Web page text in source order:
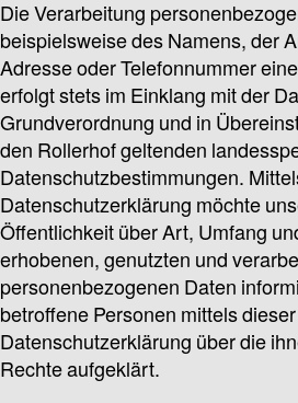
Die Verarbeitung
beispielsweise des Namens, der
Adresse oder Telefonnummer
erfolgt stets im Einklang mit der
Grundverordnung und in
den Rollerhof geltenden
Datenschutzbestimmungen.
Datenschutzerklärung möchte
Öffentlichkeit über Art, Umfang
erhobenen, genutzten und
personenbezogenen Daten
betroffene Personen mittels dieser
Datenschutzerklärung über die
Rechte aufgeklärt.